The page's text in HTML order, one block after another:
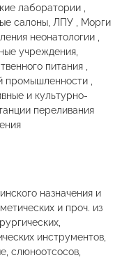
лаборатории ,
салоны, ЛПУ , Морги
неонатологии ,
учреждения,
питания ,
промышленности ,
и культурно-
переливания
назначения и
и проч. из
инструментов,
слюноотсосов,